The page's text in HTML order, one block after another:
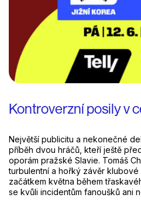
Kontroverzní posily v
Největší publicitu a nekonečné
příběh dvou hráčů, kteří ještě
oporám pražské Slavie. Tomáš
turbulentní a hořký závěr
začátkem května během
se kvůli incidentům fanoušků ani